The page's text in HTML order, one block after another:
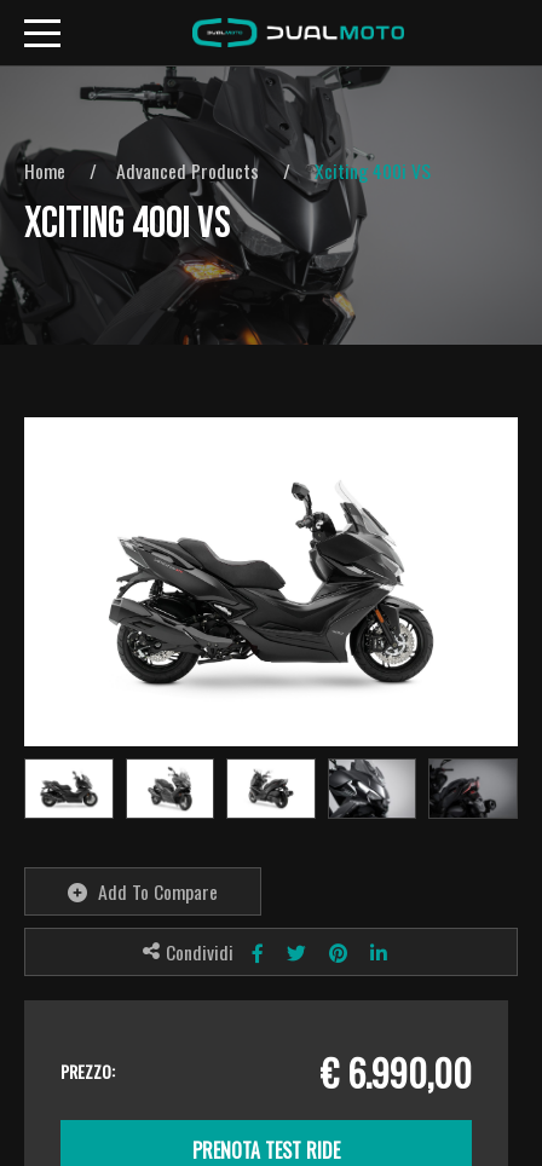
Home Advanced Products Xciting 400i VS
XCITING 400I VS
Add To Compare
Condividi
PREZZO: € 6.990,00
PRENOTA TEST RIDE